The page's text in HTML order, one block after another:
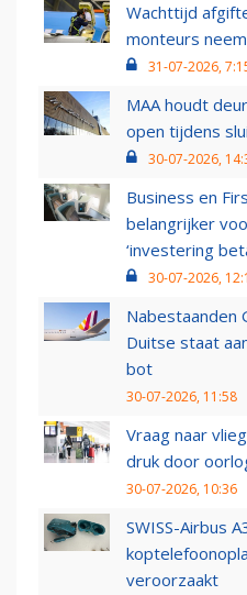
Wachttijd
monteurs
31-07-2026,
MAA houdt
open tijdens
30-07-2026,
Business en
belangrijker
‘investering
30-07-2026,
Nabestaanden
Duitse staat
bot
30-07-2026, 11:58
Vraag naar
druk door
30-07-2026, 10:36
SWISS-Airbus
veroorzaakt